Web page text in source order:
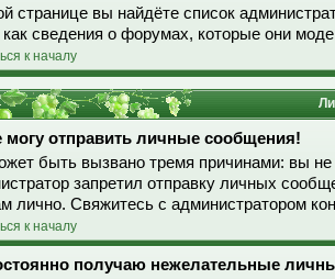
странице вы найдёте список
сведения о форумах, которые они
к началу
могу отправить личные сообщения!
быть вызвано тремя причинами: вы
запретил отправку личных
лично. Свяжитесь с администратором
к началу
получаю нежелательные